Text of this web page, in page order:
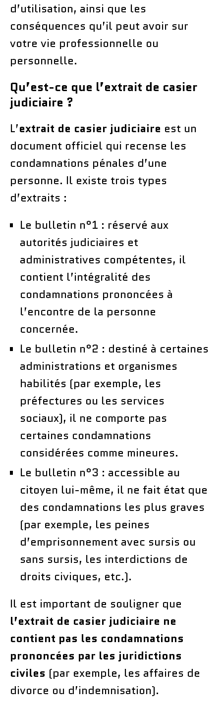
d’utilisation, ainsi que les
conséquences qu’il peut avoir sur
votre vie professionnelle ou
personnelle.
Qu’est-ce que l’extrait de casier
judiciaire ?
L’extrait de casier judiciaire est un
document officiel qui recense les
condamnations pénales d’une
personne. Il existe trois types
d’extraits :
Le bulletin n°1 : réservé aux
autorités judiciaires et
administratives compétentes, il
contient l’intégralité des
condamnations prononcées à
l’encontre de la personne
concernée.
Le bulletin n°2 : destiné à certaines
administrations et organismes
habilités (par exemple, les
préfectures ou les services
sociaux), il ne comporte pas
certaines condamnations
considérées comme mineures.
Le bulletin n°3 : accessible au
citoyen lui-même, il ne fait état que
des condamnations les plus graves
(par exemple, les peines
d’emprisonnement avec sursis ou
sans sursis, les interdictions de
droits civiques, etc.).
Il est important de souligner que
l’extrait de casier judiciaire ne
contient pas les condamnations
prononcées par les juridictions
civiles (par exemple, les affaires de
divorce ou d’indemnisation).